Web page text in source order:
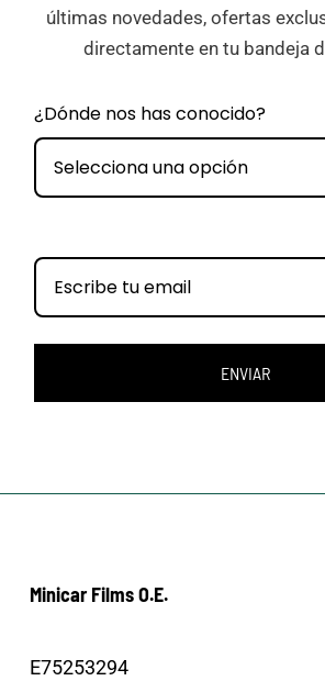
últimas novedades, ofertas
directamente en tu bandeja
¿Dónde nos has conocido?
Selecciona una opción
ENVIAR
Minicar Films O.E.
E75253294